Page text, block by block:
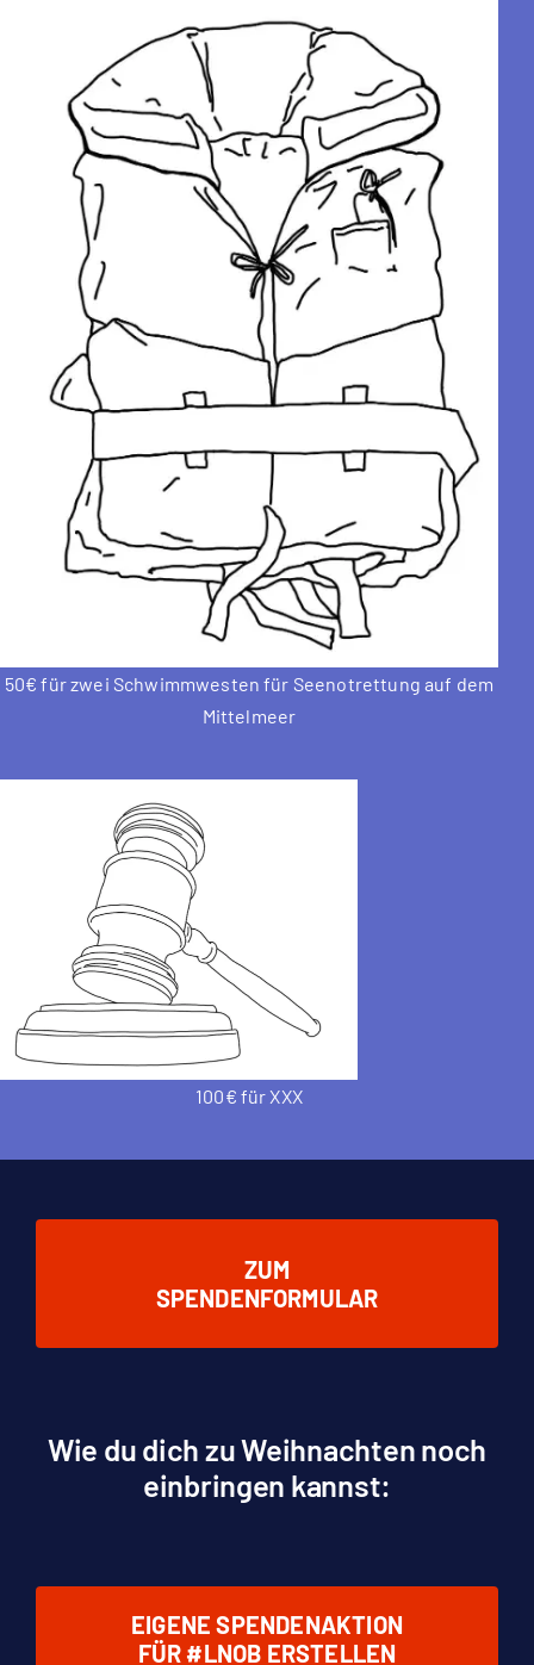
50€ für zwei Schwimmwesten für Seenotrettung auf dem
Mittelmeer
100€ für XXX
ZUM
SPENDENFORMULAR
Wie du dich zu Weihnachten noch
einbringen kannst:
EIGENE SPENDENAKTION
FÜR #LNOB ERSTELLEN